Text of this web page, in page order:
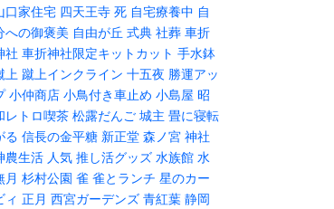
口家住宅 四天王寺 死 自宅療養中 自
への御褒美 自由が丘 式典 社葬 車折
社 車折神社限定キットカット 手水鉢
上 蹴上インクライン 十五夜 勝運アッ
小仲商店 小鳥付き車止め 小島屋 昭
レトロ喫茶 松露だんご 城主 畳に寝転
る 信長の金平糖 新正堂 森ノ宮 神社
農生活 人気 推し活グッズ 水族館 水
月 杉村公園 雀 雀とランチ 星のカー
ィ 正月 西宮ガーデンズ 青紅葉 静岡